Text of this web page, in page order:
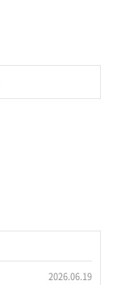
2026.06.19